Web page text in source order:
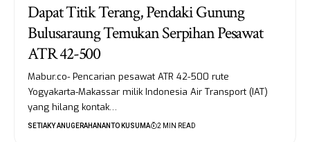
Dapat Titik Terang, Pendaki Gunung
Bulusaraung Temukan Serpihan Pesawat
ATR 42-500
Mabur.co- Pencarian pesawat ATR 42-500 rute
Yogyakarta-Makassar milik Indonesia Air Transport (IAT)
yang hilang kontak…
SETIAKY ANUGERAHANANTO KUSUMA 2 MIN READ